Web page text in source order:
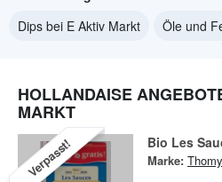
Dips bei E Aktiv Markt
Öle und
HOLLANDAISE
MARKT
Verpasst! Bio Les
Marke: Thomy